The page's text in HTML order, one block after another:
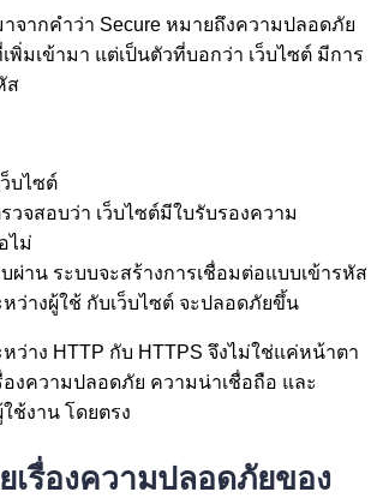
าจากคำว่า Secure หมายถึงความปลอดภัย
พิ่มเข้ามา แต่เป็นตัวที่บอกว่า เว็บไซต์ มีการ
ส
ว็บไซต์
รวจสอบว่า เว็บไซต์มีใบรับรองความ
ไม่
ผ่าน ระบบจะสร้างการเชื่อมต่อแบบเข้ารหัส
ว่างผู้ใช้ กับเว็บไซต์ จะปลอดภัยขึ้น
ว่าง HTTP กับ HTTPS จึงไม่ใช่แค่หน้าตา
องความปลอดภัย ความน่าเชื่อถือ และ
ช้งาน โดยตรง
เรื่องความปลอดภัยของ